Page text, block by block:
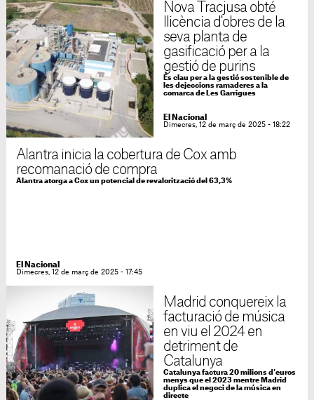
Nova Tracjusa obté
llicència d'obres de la
seva planta de
gasificació per a la
gestió de purins
És clau per a la gestió sostenible de
les dejeccions ramaderes a la
comarca de Les Garrigues
El Nacional
Dimecres, 12 de març de 2025 - 18:22
Alantra inicia la cobertura de Cox amb
recomanació de compra
Alantra atorga a Cox un potencial de revalorització del 63,3%
El Nacional
Dimecres, 12 de març de 2025 - 17:45
Madrid conquereix la
facturació de música
en viu el 2024 en
detriment de
Catalunya
Catalunya factura 20 milions d'euros
menys que el 2023 mentre Madrid
duplica el negoci de la música en
directe